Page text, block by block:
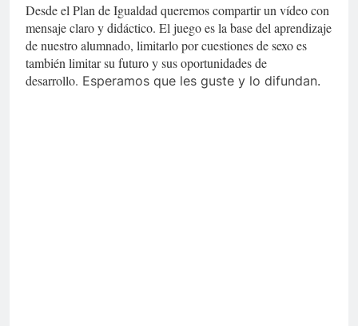
Desde el Plan de Igualdad queremos compartir un vídeo con
mensaje claro y didáctico. El juego es la base del aprendizaje
de nuestro alumnado, limitarlo por cuestiones de sexo es
también limitar su futuro y sus oportunidades de
desarrollo. Esperamos que les guste y lo difundan.